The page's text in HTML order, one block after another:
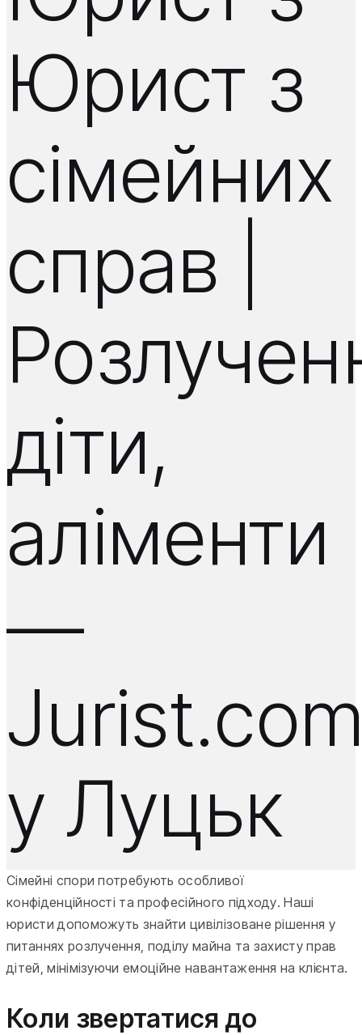
Юрист з
сімейних
справ |
діти,
аліменти
—
у Луцьк
Сімейні спори потребують особливої
конфіденційності та професійного підходу. Наші
юристи допоможуть знайти цивілізоване рішення у
питаннях розлучення, поділу майна та захисту прав
дітей, мінімізуючи емоційне навантаження на клієнта.
Коли звертатися до